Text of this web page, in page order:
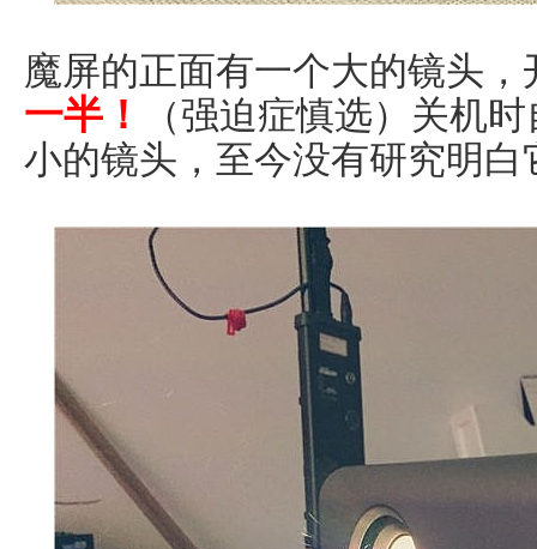
魔屏的正面有一个大的镜头
一半！
（强迫症慎选）关机
小的镜头，至今没有研究明白